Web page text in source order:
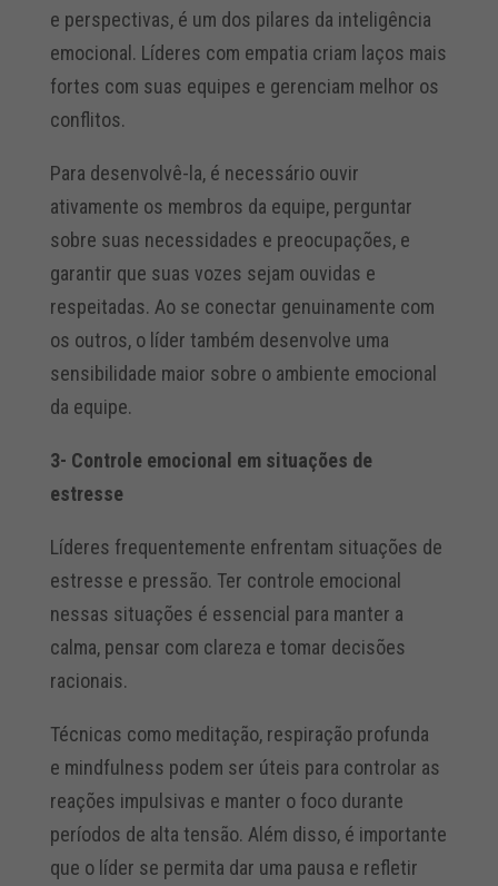
e perspectivas, é um dos pilares da inteligência
emocional. Líderes com empatia criam laços mais
fortes com suas equipes e gerenciam melhor os
conflitos.
Para desenvolvê-la, é necessário ouvir
ativamente os membros da equipe, perguntar
sobre suas necessidades e preocupações, e
garantir que suas vozes sejam ouvidas e
respeitadas. Ao se conectar genuinamente com
os outros, o líder também desenvolve uma
sensibilidade maior sobre o ambiente emocional
da equipe.
3- Controle emocional em situações de
estresse
Líderes frequentemente enfrentam situações de
estresse e pressão. Ter controle emocional
nessas situações é essencial para manter a
calma, pensar com clareza e tomar decisões
racionais.
Técnicas como meditação, respiração profunda
e mindfulness podem ser úteis para controlar as
reações impulsivas e manter o foco durante
períodos de alta tensão. Além disso, é importante
que o líder se permita dar uma pausa e refletir